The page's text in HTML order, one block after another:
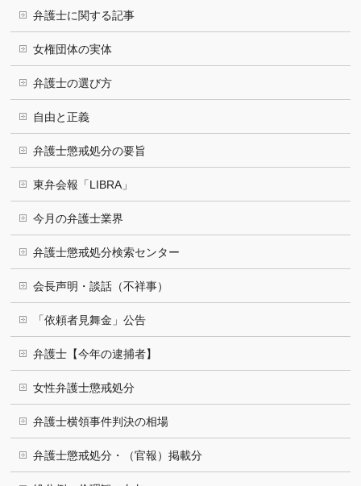
弁護士に関する記事
女権団体の実体
弁護士の選び方
自由と正義
弁護士懲戒処分の要旨
東弁会報「LIBRA」
今月の弁護士業界
弁護士懲戒処分検索センター
会長声明・談話（不祥事）
「依頼者見舞金」公告
弁護士【今年の逮捕者】
女性弁護士懲戒処分
弁護士横領事件判決の相場
弁護士懲戒処分・（官報）掲載分